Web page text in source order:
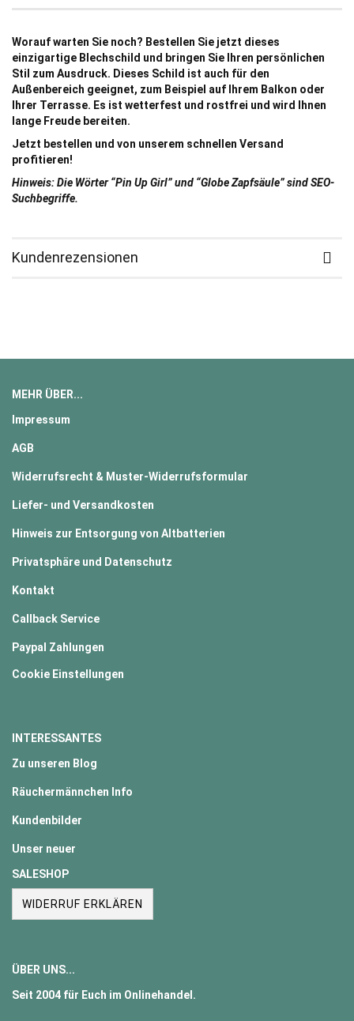
Worauf warten Sie noch? Bestellen Sie jetzt dieses
einzigartige Blechschild und bringen Sie Ihren persönlichen
Stil zum Ausdruck. Dieses Schild ist auch für den
Außenbereich geeignet, zum Beispiel auf Ihrem Balkon oder
Ihrer Terrasse. Es ist wetterfest und rostfrei und wird Ihnen
lange Freude bereiten.
Jetzt bestellen und von unserem schnellen Versand
profitieren!
Hinweis: Die Wörter “Pin Up Girl” und “Globe Zapfsäule” sind SEO-
Suchbegriffe.
Kundenrezensionen
MEHR ÜBER...
Impressum
AGB
Widerrufsrecht & Muster-Widerrufsformular
Liefer- und Versandkosten
Hinweis zur Entsorgung von Altbatterien
Privatsphäre und Datenschutz
Kontakt
Callback Service
Paypal Zahlungen
Cookie Einstellungen
INTERESSANTES
Zu unseren Blog
Räuchermännchen Info
Kundenbilder
Unser neuer
SALESHOP
WIDERRUF ERKLÄREN
ÜBER UNS...
Seit 2004 für Euch im Onlinehandel.